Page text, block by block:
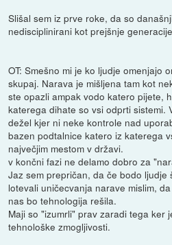
Slišal sem iz prve roke, da so
nedisciplinirani kot prejšnje
OT: Smešno mi je ko ljudje omenjajo
skupaj. Narava je mišljena tam kot
ste opazli ampak vodo katero pijete,
katerega dihate so vsi odprti sistemi.
dežel kjer ni neke kontrole nad
bazen podtalnice katero iz katerega
največjim mestom v državi.
v končni fazi ne delamo dobro za
Jaz sem prepričan, da če bodo
lotevali uničecvanja narave mislim,
nas bo tehnologija rešila.
Maji so "izumrli" prav zaradi tega ker
tehnološke zmogljivosti.